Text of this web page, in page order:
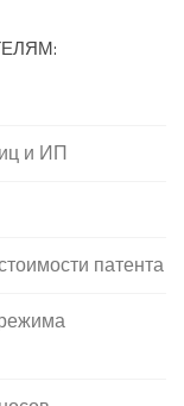
и ИП
патента